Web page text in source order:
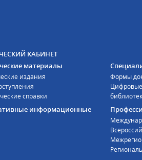
КАБИНЕТ
материалы
издания
справки
Формы
информационные